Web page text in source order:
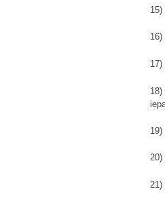
15)
16)
17)
18)
19)
20)
21)